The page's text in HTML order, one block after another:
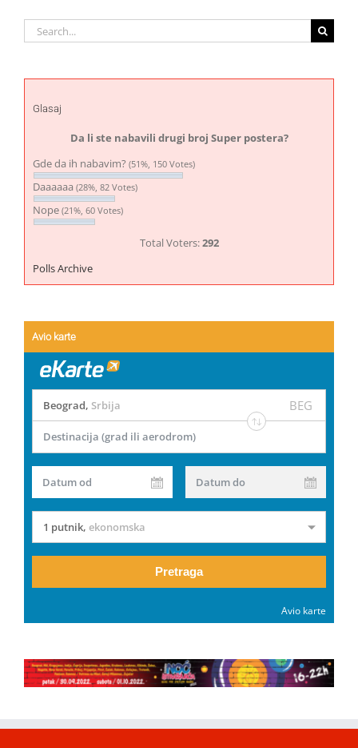
Search
for:
Glasaj
Da li ste nabavili drugi broj Super postera?
Gde da ih nabavim? (51%, 150 Votes)
Daaaaaa (28%, 82 Votes)
Nope (21%, 60 Votes)
Total Voters:292
Polls Archive
Avio karte
Beograd, Srbija BEG
Destinacija (grad ili aerodrom)
Datum od Datum do
1 putnik, ekonomska
Pretraga
Avio karte